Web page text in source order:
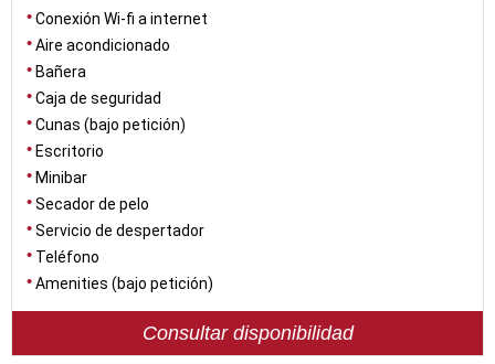
Conexión Wi-fi a internet
Aire acondicionado
Bañera
Caja de seguridad
Cunas (bajo petición)
Escritorio
Minibar
Secador de pelo
Servicio de despertador
Teléfono
Amenities (bajo petición)
Consultar disponibilidad